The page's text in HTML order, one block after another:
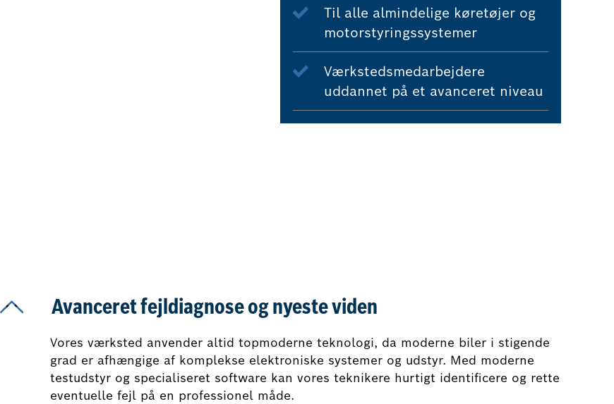
Til alle almindelige køretøjer og
motorstyringssystemer
Værkstedsmedarbejdere
uddannet på et avanceret niveau
Avanceret fejldiagnose og nyeste viden
Vores værksted anvender altid topmoderne teknologi, da moderne biler i stigende
grad er afhængige af komplekse elektroniske systemer og udstyr. Med moderne
testudstyr og specialiseret software kan vores teknikere hurtigt identificere og rette
eventuelle fejl på en professionel måde.